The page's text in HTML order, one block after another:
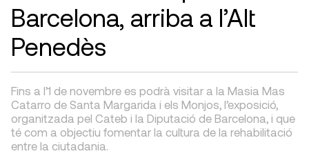
Barcelona, arriba a l’Alt
Penedès
Fins a l’1 de novembre es podrà visitar a la Masia Mas
Catarro de Santa Margarida i els Monjos, l’exposició,
organitzada pel Cateb i la Diputació de Barcelona, i que
té com a objectiu fomentar la cultura de la rehabilitació
entre la ciutadania.